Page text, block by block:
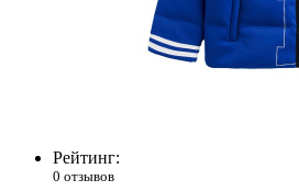
Рейтинг:
0 отзывов